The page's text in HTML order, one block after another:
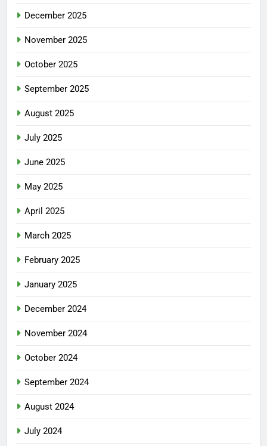
December 2025
November 2025
October 2025
September 2025
August 2025
July 2025
June 2025
May 2025
April 2025
March 2025
February 2025
January 2025
December 2024
November 2024
October 2024
September 2024
August 2024
July 2024